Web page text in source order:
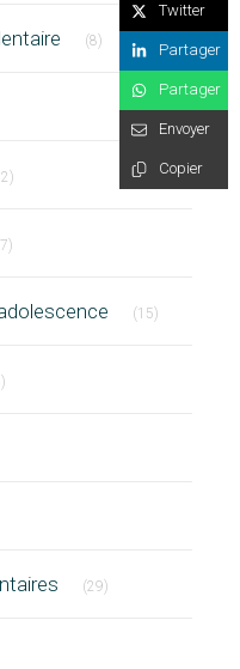
Twitter
Partager
Partager
Envoyer
Copier
(8)
Articles Count
(15)
(29)